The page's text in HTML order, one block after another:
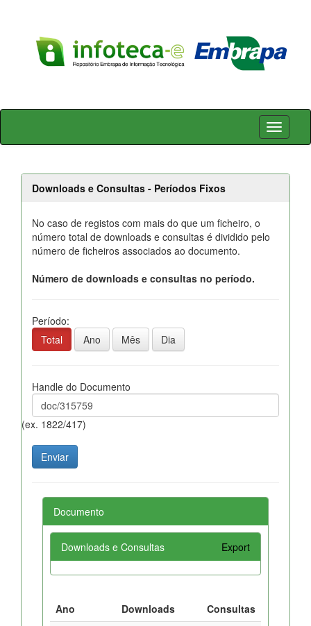
Skip
Downloads e Consultas - Períodos Fixos
No caso de registos com mais do que um ficheiro, o
número total de downloads e consultas é dividido pelo
número de ficheiros associados ao documento.
Número de downloads e consultas no período.
Período:
Total
Ano Mês Dia
Handle do Documento
(ex. 1822/417)
Documento
Downloads e Consultas Export
Ano Downloads
Consultas